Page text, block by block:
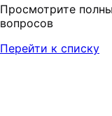
Просмотрите
вопросов
Перейти к списку